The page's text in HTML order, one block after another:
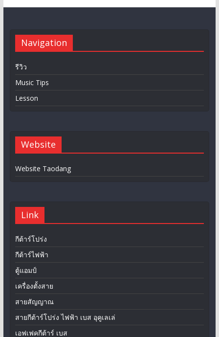
Navigation
รีวิว
Music Tips
Lesson
Website
Website Taodang
Link
กีต้าร์โปร่ง
กีต้าร์ไฟฟ้า
ตู้แอมป์
เครื่องตั้งสาย
สายสัญญาณ
สายกีต้าร์โปร่ง ไฟฟ้า เบส อุคูเลเล่
เอฟเฟคกีต้าร์ เบส